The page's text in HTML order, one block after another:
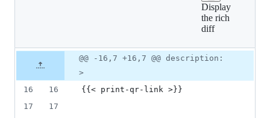
deletion
Display
the rich
diff
file line
number
Diff line
number
Diff
change
@@ -16,7 +16,7 @@ description:
>
16
16
{{< print-qr-link >}}
17
17